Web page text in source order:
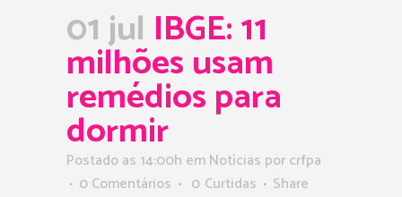
01 jul IBGE: 11
milhões usam
remédios para
dormir
Postado as 14:00h emNotícias porcrfpa
0 Comentários
0 Curtidas Share